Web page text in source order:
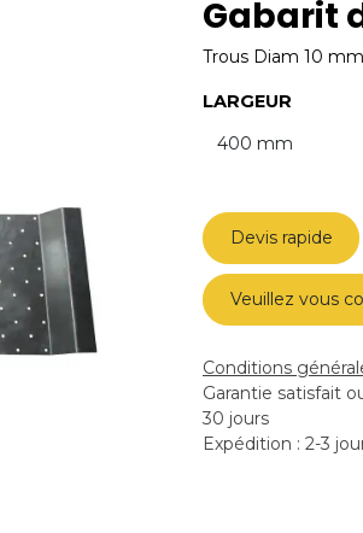
Gabarit
Trous Diam 10 mm
LARGEUR
Devis rapide
Veuillez vous
Conditions
Garantie satisfait
30 jours
Expédition : 2-3